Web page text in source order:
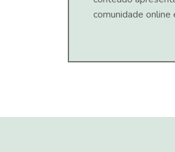
comunidade online